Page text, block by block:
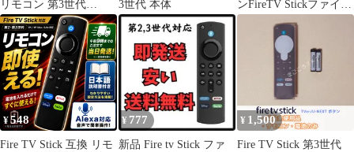
リモコン 第3世代
S3L46N
3世代 本体
ンFireTV Stickファイヤ
ースティック 第3世代
¥548
Fire TV Stick 互換 リモ
¥ 777
新品 Fire tv Stick ファ
¥ 1,500
Fire TV Stick 第3世代